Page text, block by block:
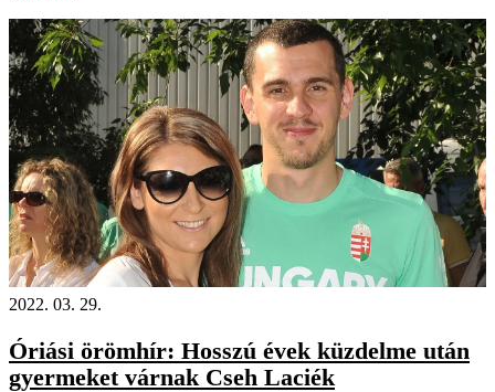
2022. 03. 29.
Óriási örömhír: Hosszú évek küzdelme után
gyermeket várnak Cseh Laciék